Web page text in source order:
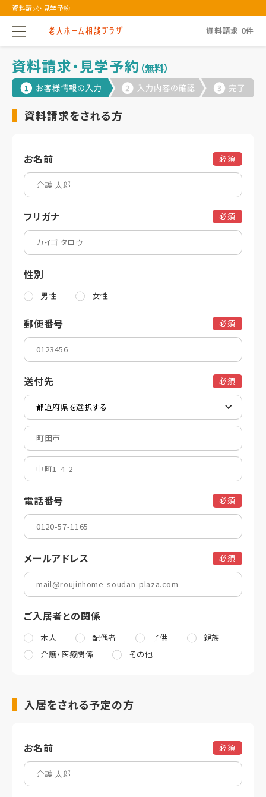
資料請求・見学予約
資料請求 0件
資料請求・見学予約 （無料）
資料請求をされる方
お名前 必須
フリガナ 必須
性別
男性 女性
郵便番号 必須
送付先 必須
電話番号 必須
メールアドレス 必須
ご入居者との関係
本人 配偶者 子供
親族
介護・医療関係
その他
入居をされる予定の方
お名前 必須